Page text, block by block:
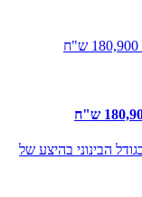
הבינוני בהיצע של